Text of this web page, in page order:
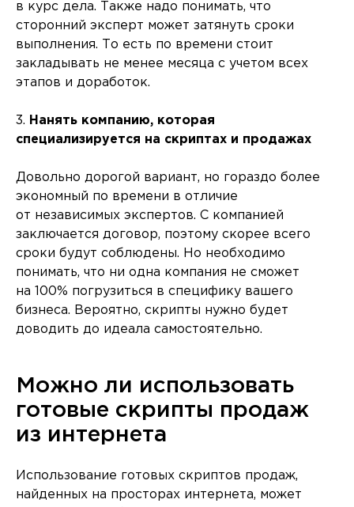
в курс дела. Также надо понимать, что
сторонний эксперт может затянуть сроки
выполнения. То есть по времени стоит
закладывать не менее месяца с учетом всех
этапов и доработок.
3. Нанять компанию, которая
специализируется на скриптах и продажах
Довольно дорогой вариант, но гораздо более
экономный по времени в отличие
от независимых экспертов. С компанией
заключается договор, поэтому скорее всего
сроки будут соблюдены. Но необходимо
понимать, что ни одна компания не сможет
на 100% погрузиться в специфику вашего
бизнеса. Вероятно, скрипты нужно будет
доводить до идеала самостоятельно.
Можно ли использовать
готовые скрипты продаж
из интернета
Использование готовых скриптов продаж,
найденных на просторах интернета, может